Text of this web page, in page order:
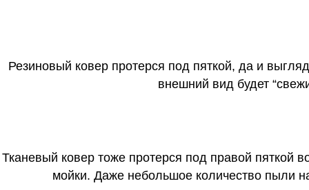
Резиновый ковер протерся под пяткой, да и
внешний вид будет
Тканевый ковер тоже протерся под правой пяткой
мойки. Даже небольшое количество пыли